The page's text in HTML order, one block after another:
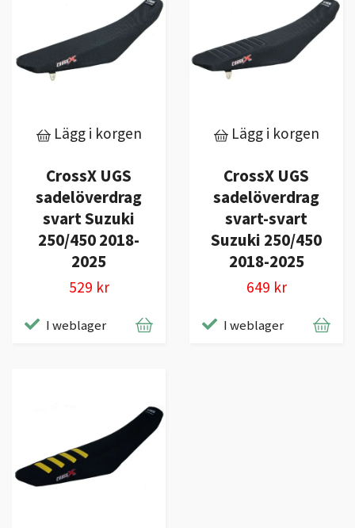
Lägg i korgen
CrossX UGS
sadelöverdrag
svart Suzuki
250/450 2018-
2025
529 kr
I weblager
Lägg i korgen
CrossX UGS
sadelöverdrag
svart-svart
Suzuki 250/450
2018-2025
649 kr
I weblager